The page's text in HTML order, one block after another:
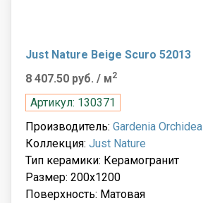
Just Nature Beige Scuro 52013
8 407.50 руб. / м2
Артикул: 130371
Производитель: Gardenia Orchidea
Коллекция: Just Nature
Тип керамики: Керамогранит
Размер: 200x1200
Поверхность: Матовая